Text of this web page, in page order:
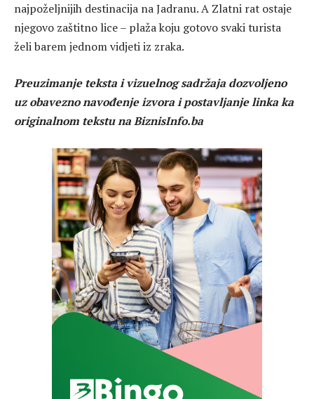
najpoželjnijih destinacija na Jadranu. A Zlatni rat ostaje
njegovo zaštitno lice – plaža koju gotovo svaki turista
želi barem jednom vidjeti iz zraka.
Preuzimanje teksta i vizuelnog sadržaja dozvoljeno
uz obavezno navođenje izvora i postavljanje linka ka
originalnom tekstu na BiznisInfo.ba